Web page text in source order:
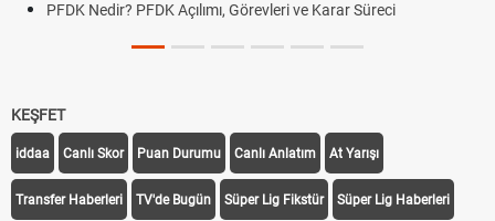
PFDK Nedir? PFDK Açılımı, Görevleri ve Karar Süreci
KEŞFET
iddaa Canlı Skor Puan Durumu Canlı Anlatım At Yarışı
Transfer Haberleri TV'de Bugün Süper Lig Fikstür Süper Lig Haberleri